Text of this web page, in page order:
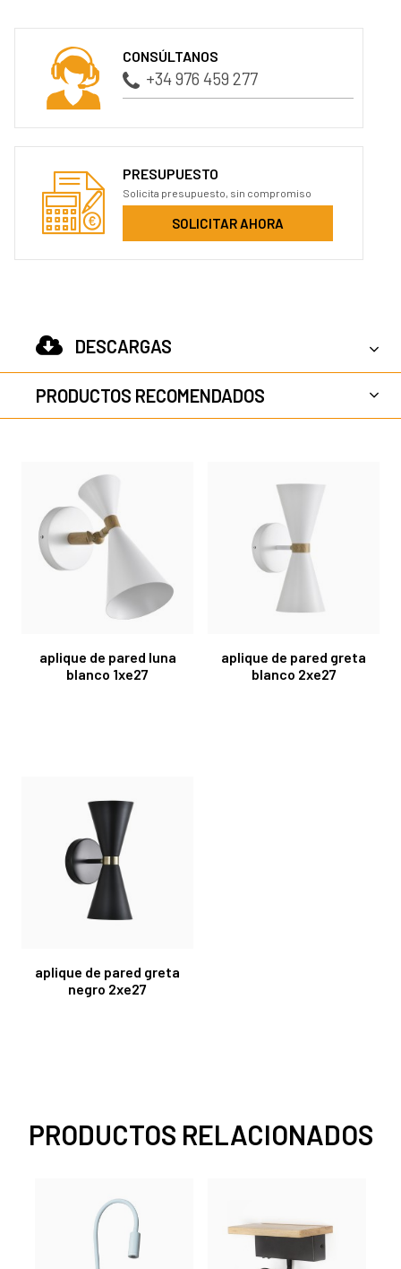
CONSÚLTANOS
+34 976 459 277
PRESUPUESTO
Solicita presupuesto, sin compromiso
SOLICITAR AHORA
DESCARGAS
PRODUCTOS RECOMENDADOS
aplique de pared luna
blanco 1xe27
aplique de pared greta
blanco 2xe27
aplique de pared greta
negro 2xe27
PRODUCTOS RELACIONADOS